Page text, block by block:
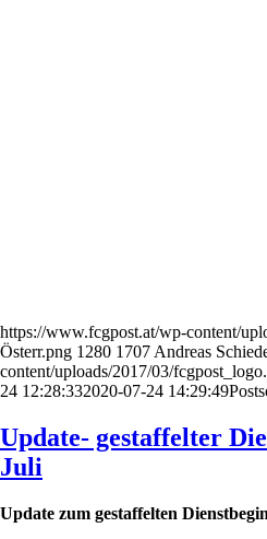
https://www.fcgpost.at/wp-content/
Österr.png 1280 1707 Andreas
content/uploads/2017/03/
24 12:28:332020-07-24 14:29:49
Update- gestaffelter
Juli
Update zum gestaffelten